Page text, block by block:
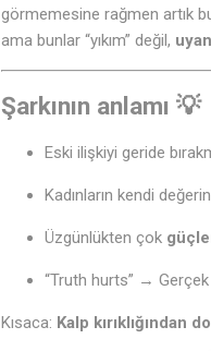
görmemesine rağmen artık
ama bunlar “yıkım” değil,
Şarkının anlamı 💡
Eski ilişkiyi geride
Kadınların kendi
Üzgünlükten çok
“Truth hurts” →
Kısaca: Kalp kırıklığından